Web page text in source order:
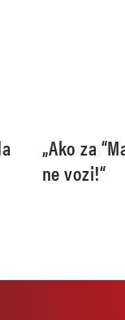
„Ako za
ne vozi!“